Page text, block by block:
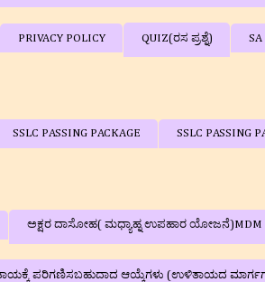
PRIVACY POLICY QUIZ(ರಸ ಪ್ರಶ್ನೆ)
SSLC PASSING PACKAGE SSLC PASSING
ಅಕ್ಷರ ದಾಸೋಹ( ಮಧ್ಯಾಹ್ನ ಉಪಹಾರ ಯೋಜನೆ)MDM
ಪರಿಗಣಿಸಬಹುದಾದ ಆಯ್ಕೆಗಳು (ಉಳಿತಾಯದ